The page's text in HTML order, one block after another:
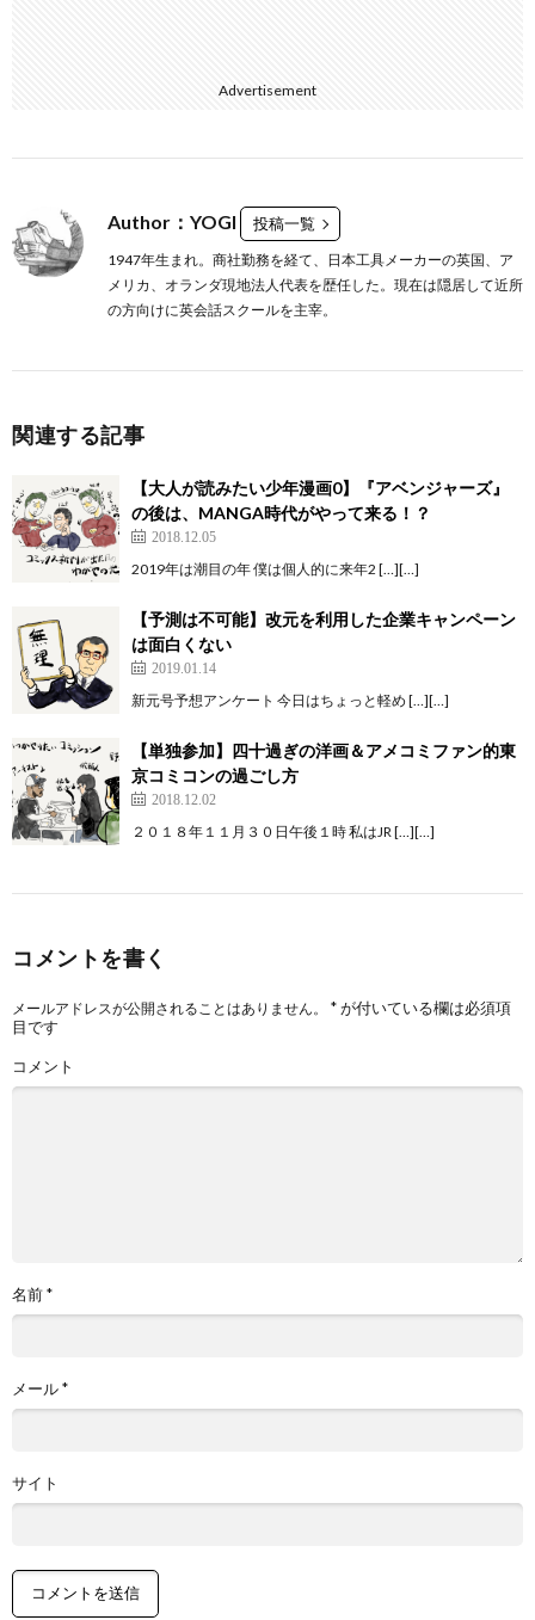
Advertisement
Author：YOGI 投稿一覧
1947年生まれ。商社勤務を経て、日本工具メーカーの英国、ア
メリカ、オランダ現地法人代表を歴任した。現在は隠居して近所
の方向けに英会話スクールを主宰。
関連する記事
【大人が読みたい少年漫画0】『アベンジャーズ』
の後は、MANGA時代がやって来る！？
2018.12.05
2019年は潮目の年 僕は個人的に来年2 […][…]
【予測は不可能】改元を利用した企業キャンペーン
は面白くない
2019.01.14
新元号予想アンケート 今日はちょっと軽め […][…]
【単独参加】四十過ぎの洋画＆アメコミファン的東
京コミコンの過ごし方
2018.12.02
２０１８年１１月３０日午後１時 私はJR […][…]
コメントを書く
メールアドレスが公開されることはありません。 *が付いている欄は必須項
目です
コメント
名前*
メール*
サイト